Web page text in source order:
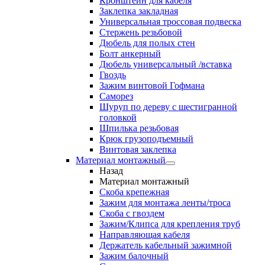
Заклепка закладная
Универсальная троссовая подвеска
Стержень резьбовой
Дюбель для полых стен
Болт анкерный
Дюбель универсальный /вставка
Гвоздь
Зажим винтовой Гофмана
Саморез
Шуруп по дереву с шестигранной
головкой
Шпилька резьбовая
Крюк грузоподъемный
Винтовая заклепка
Материал монтажный
Назад
Материал монтажный
Скоба крепежная
Зажим для монтажа ленты/троса
Скоба с гвоздем
Зажим/Клипса для крепления труб
Направляющая кабеля
Держатель кабельный зажимной
Зажим балочный